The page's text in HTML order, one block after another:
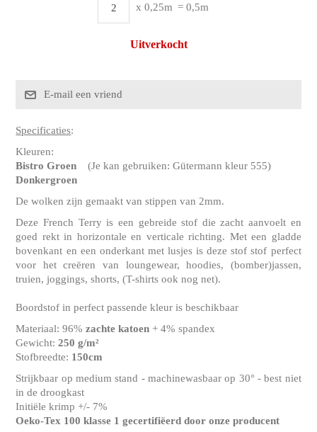
x 0,25m = 0,5m
Uitverkocht
Specificaties:
Kleuren:
Bistro Groen (Je kan gebruiken: Gütermann kleur 555)
Donkergroen
De wolken zijn gemaakt van stippen van 2mm.
Deze French Terry is een gebreide stof die zacht aanvoelt en
goed rekt in horizontale en verticale richting. Met een gladde
bovenkant en een onderkant met lusjes is deze stof stof perfect
voor het creëren van loungewear, hoodies, (bomber)jassen,
truien, joggings, shorts, (T-shirts ook nog net).
Boordstof in perfect passende kleur is beschikbaar
Materiaal: 96%zachte katoen + 4% spandex
Gewicht:250 g/m²
Stofbreedte: 150cm
Strijkbaar op medium stand - machinewasbaar op 30° - best niet
in de droogkast
Initiële krimp +/- 7%
Oeko-Tex 100 klasse 1 gecertifiëerd door onze producent